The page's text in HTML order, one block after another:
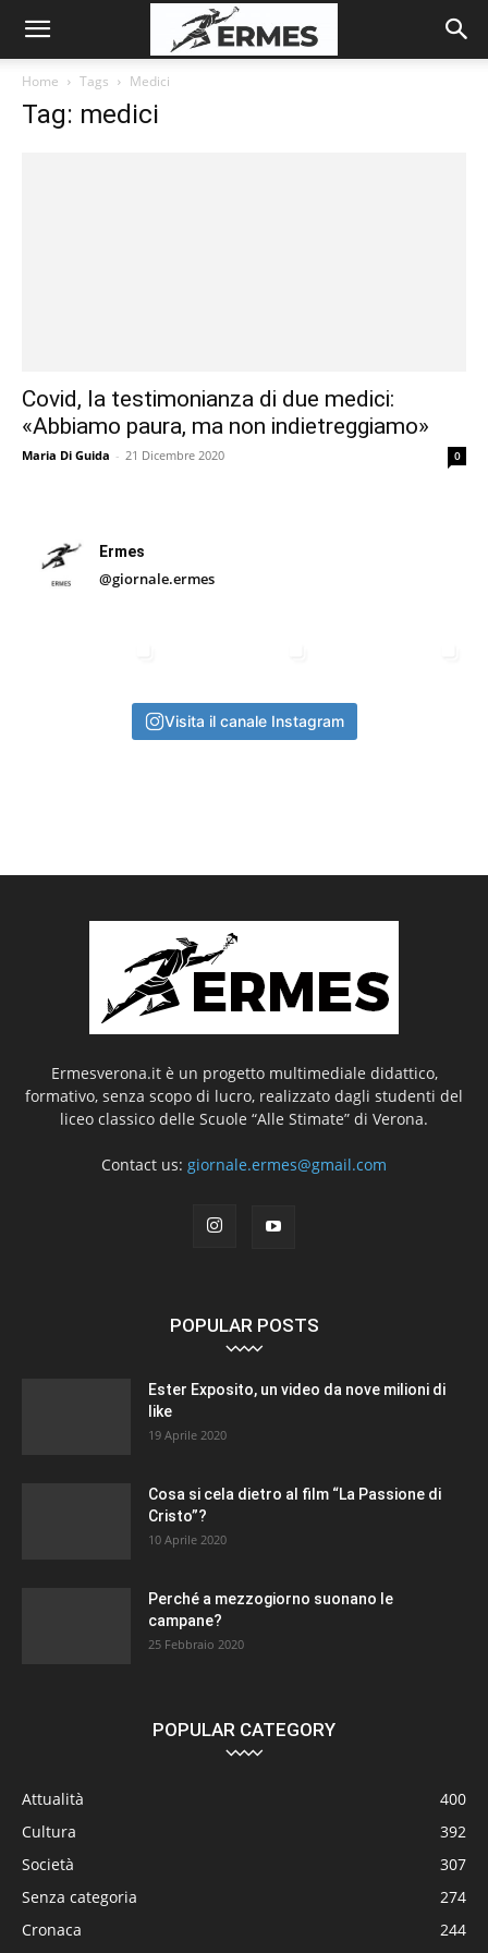
Home Tags Medici
Tag: medici
Covid, la testimonianza di due medici:
«Abbiamo paura, ma non indietreggiamo»
Maria Di Guida - 21 Dicembre 2020 0
Ermes
@giornale.ermes
Visita il canale Instagram
Ermesverona.it è un progetto multimediale didattico,
formativo, senza scopo di lucro, realizzato dagli studenti del
liceo classico delle Scuole “Alle Stimate” di Verona.
Contact us: giornale.ermes@gmail.com
POPULAR POSTS
Ester Exposito, un video da nove milioni di
like
19 Aprile 2020
Cosa si cela dietro al film “La Passione di
Cristo”?
10 Aprile 2020
Perché a mezzogiorno suonano le
campane?
25 Febbraio 2020
POPULAR CATEGORY
Attualità
400
Cultura
392
Società
307
Senza categoria
274
Cronaca
244